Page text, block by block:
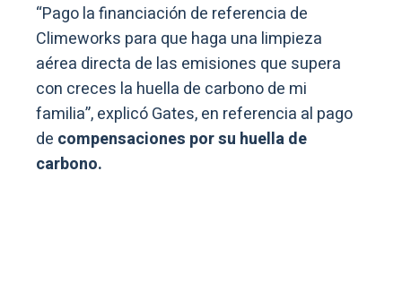
“Pago la financiación de referencia de
Climeworks para que haga una limpieza
aérea directa de las emisiones que supera
con creces la huella de carbono de mi
familia”, explicó Gates, en referencia al pago
de compensaciones por su huella de
carbono.